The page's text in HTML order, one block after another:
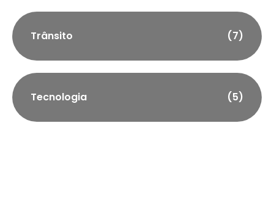
Trânsito (7)
Tecnologia (5)